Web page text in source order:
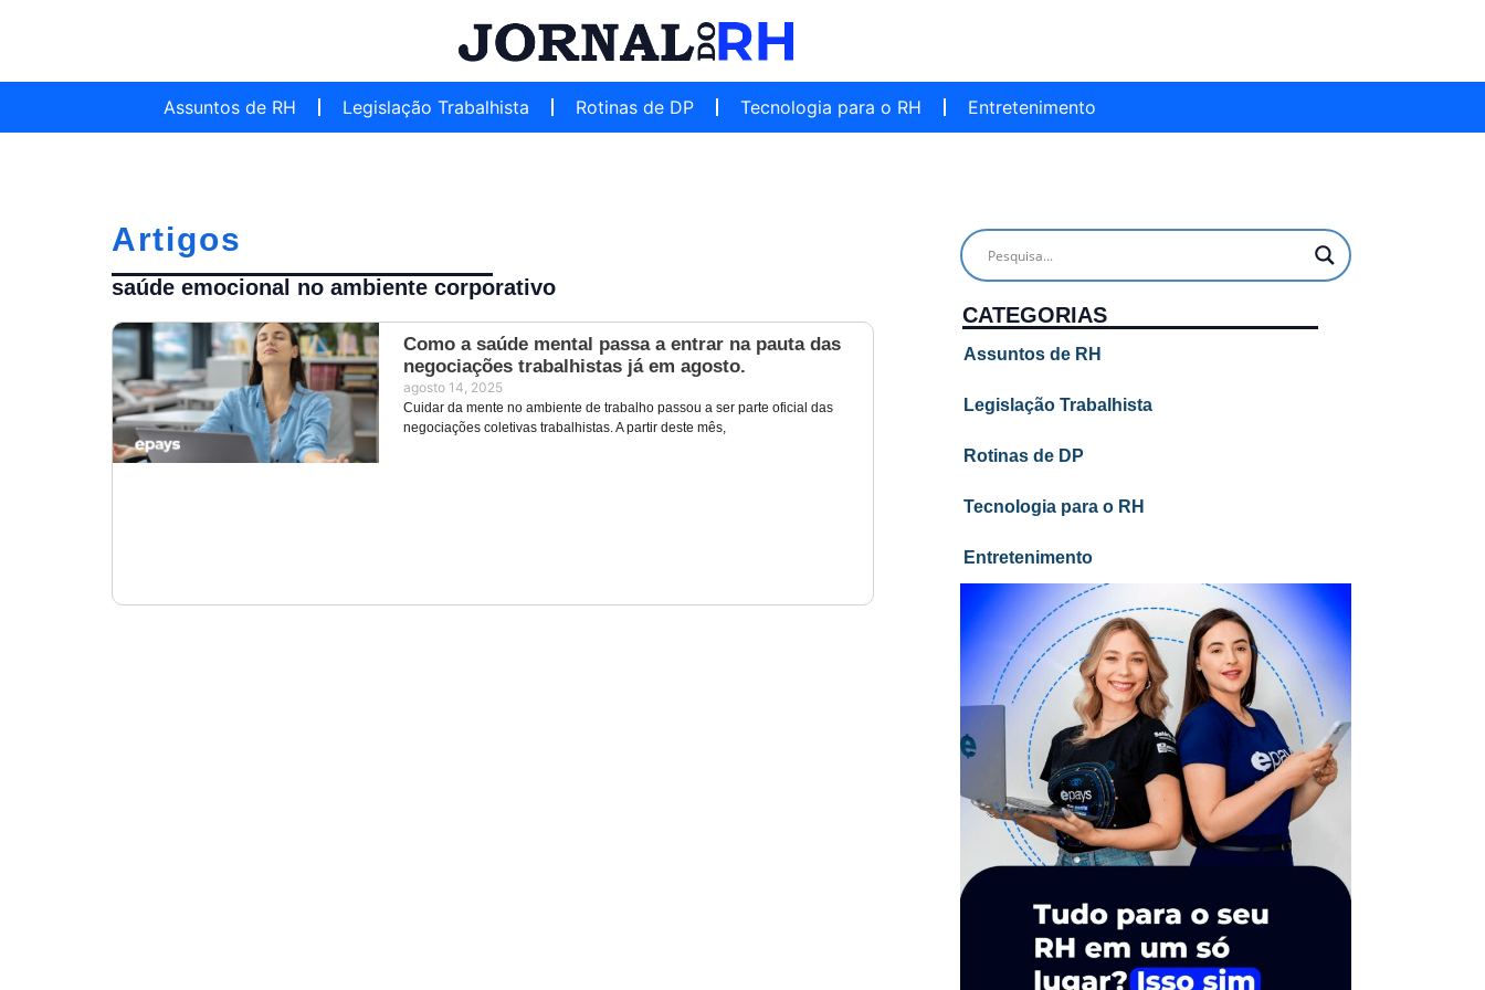
Assuntos de RH Legislação Trabalhista Rotinas de DP Tecnologia para o RH Entretenimento
Artigos
saúde emocional no ambiente corporativo
Como a saúde mental passa a entrar na pauta das
negociações trabalhistas já em agosto.
agosto 14, 2025
Cuidar da mente no ambiente de trabalho passou a ser parte oficial das
negociações coletivas trabalhistas. A partir deste mês,
CATEGORIAS
Assuntos de RH
Legislação Trabalhista
Rotinas de DP
Tecnologia para o RH
Entretenimento